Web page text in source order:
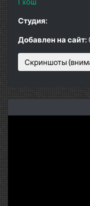
Студия:
Добавлен на сайт:
Скриншоты